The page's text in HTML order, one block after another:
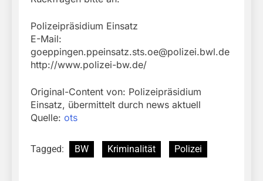
Polizeipräsidium Einsatz
E-Mail:
goeppingen.ppeinsatz.sts.oe@polizei.bwl.de
http://www.polizei-bw.de/
Original-Content von: Polizeipräsidium
Einsatz, übermittelt durch news aktuell
Quelle: ots
Tagged: BW Kriminalität Polizei